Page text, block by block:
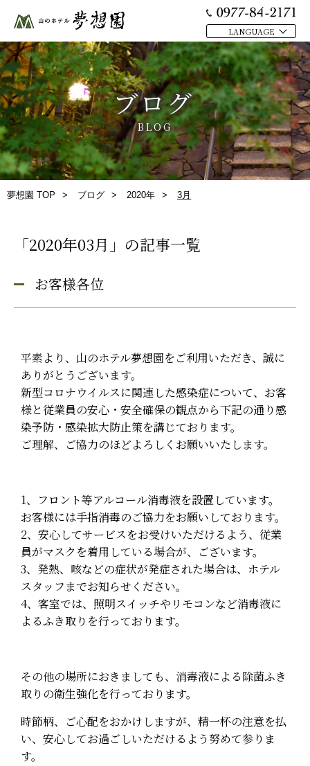
LANGUAGE
閉
じ
る
トップ
温泉
お部屋
お料理
館内施設
日帰り
交通アクセス
ブログ
プライバシーポリシー
お問い合わせ
閉じる
ブログ
BLOG
夢想園 TOP ブログ 2020年 3月
「2020年03月」の記事一覧
お客様各位
平素より、山のホテル夢想園をご利用いただき、誠に
ありがとうございます。
新型コロナウイルスに関連した感染症について、お客
様と従業員の安心・安全確保の観点から下記の通り感
染予防・感染拡大防止策を講じております。
ご理解、ご協力のほどよろしくお願いいたします。
1、フロント等アルコール消毒液を設置しています。
お客様には手指消毒のご協力をお願いしております。
2、安心してサービスをお受けいただけるよう、従業
員がマスクを着用している場合が、ございます。
3、発熱、咳などの症状が発症された場合は、ホテル
スタッフまでお知らせください。
4、客室では、照明スイッチやリモコンなど消毒液に
よるふき取りを行っております。
その他の場所におきましても、消毒液による除菌ふき
取りの衛生強化を行っております。
時節柄、ご心配をおかけしますが、精一杯の注意を払
い、安心してお過ごしいただけるよう努めて参りま
す。